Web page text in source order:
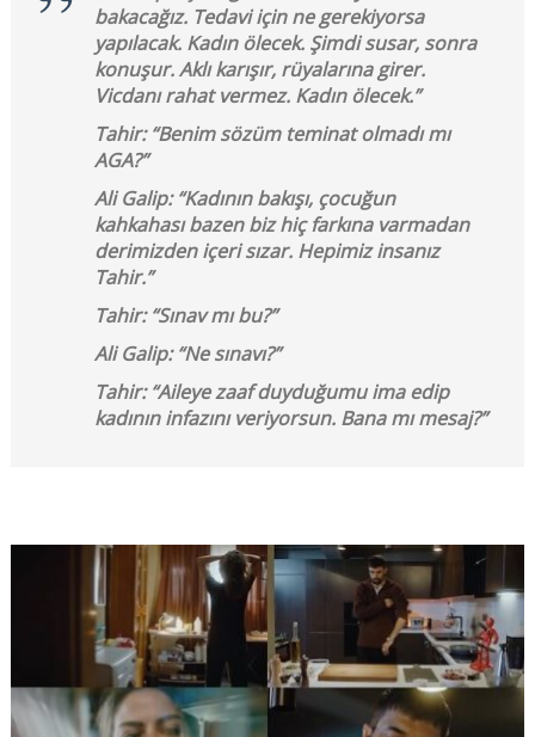
bakacağız. Tedavi için ne gerekiyorsa
yapılacak. Kadın ölecek. Şimdi susar, sonra
konuşur. Aklı karışır, rüyalarına girer.
Vicdanı rahat vermez. Kadın ölecek.”
Tahir: “Benim sözüm teminat olmadı mı
AGA?”
Ali Galip: “Kadının bakışı, çocuğun
kahkahası bazen biz hiç farkına varmadan
derimizden içeri sızar. Hepimiz insanız
Tahir.”
Tahir: “Sınav mı bu?”
Ali Galip: “Ne sınavı?”
Tahir: “Aileye zaaf duyduğumu ima edip
kadının infazını veriyorsun. Bana mı mesaj?”